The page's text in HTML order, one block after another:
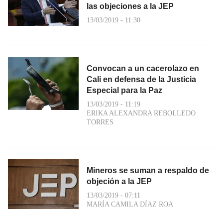
las objeciones a la JEP
13/03/2019 - 11:30
Convocan a un cacerolazo en
Cali en defensa de la Justicia
Especial para la Paz
13/03/2019 - 11:19
ERIKA ALEXANDRA REBOLLEDO
TORRES
Mineros se suman a respaldo de
objeción a la JEP
13/03/2019 - 07:11
MARÍA CAMILA DÍAZ ROA